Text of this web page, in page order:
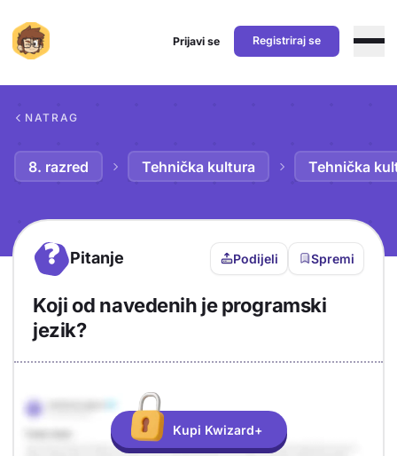
Prijavi se Registriraj se
NATRAG
8. razred Tehnička kultura Tehnička
? Pitanje Podijeli Spremi
Koji od navedenih je programski
jezik?
Odgovor
Objašnjenje
Kupi Kwizard+